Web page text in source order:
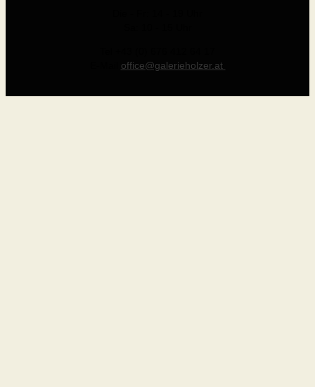
office@galerieholzer.at